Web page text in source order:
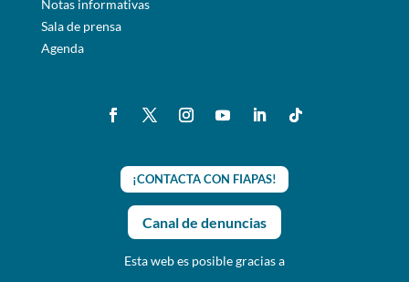
Notas informativas
Sala de prensa
Agenda
¡CONTACTA CON FIAPAS!
Canal de denuncias
Esta web es posible gracias a